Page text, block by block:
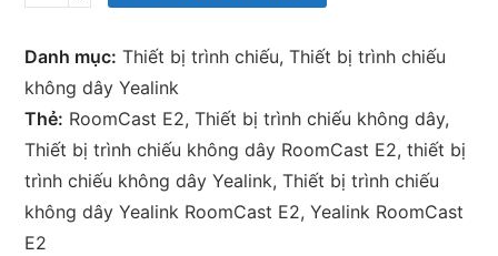
bị
trình
chiếu
không
dây
Yealink
RoomCast
E2
Danh mục: Thiết bị trình chiếu,Thiết bị trình chiếu
không dây Yealink
Thẻ: RoomCast E2,Thiết bị trình chiếu không dây,
Thiết bị trình chiếu không dây RoomCast E2,thiết bị
trình chiếu không dây Yealink,Thiết bị trình chiếu
không dây Yealink RoomCast E2,Yealink RoomCast
E2